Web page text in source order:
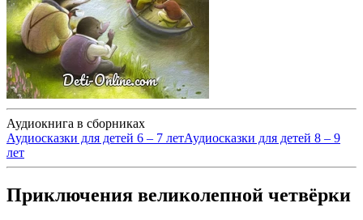
Аудиокнига в сборниках
Аудиосказки для детей 6 – 7 летАудиосказки для детей 8 – 9
лет
Приключения великолепной четвёрки